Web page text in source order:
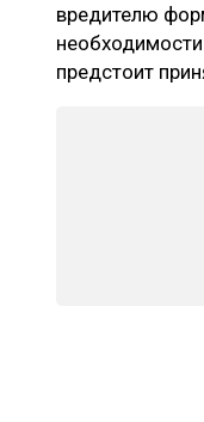
вредителю
предстоит